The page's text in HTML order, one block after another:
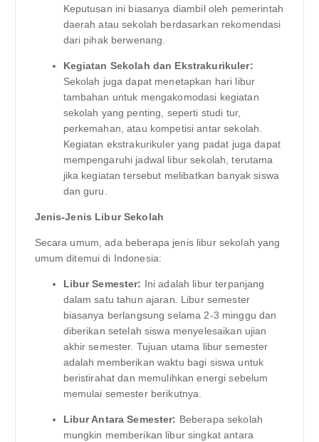
Keputusan ini biasanya diambil oleh pemerintah
daerah atau sekolah berdasarkan rekomendasi
dari pihak berwenang.
Kegiatan Sekolah dan Ekstrakurikuler:
Sekolah juga dapat menetapkan hari libur
tambahan untuk mengakomodasi kegiatan
sekolah yang penting, seperti studi tur,
perkemahan, atau kompetisi antar sekolah.
Kegiatan ekstrakurikuler yang padat juga dapat
mempengaruhi jadwal libur sekolah, terutama
jika kegiatan tersebut melibatkan banyak siswa
dan guru.
Jenis-Jenis Libur Sekolah
Secara umum, ada beberapa jenis libur sekolah yang
umum ditemui di Indonesia:
Libur Semester: Ini adalah libur terpanjang
dalam satu tahun ajaran. Libur semester
biasanya berlangsung selama 2-3 minggu dan
diberikan setelah siswa menyelesaikan ujian
akhir semester. Tujuan utama libur semester
adalah memberikan waktu bagi siswa untuk
beristirahat dan memulihkan energi sebelum
memulai semester berikutnya.
Libur Antara Semester: Beberapa sekolah
mungkin memberikan libur singkat antara